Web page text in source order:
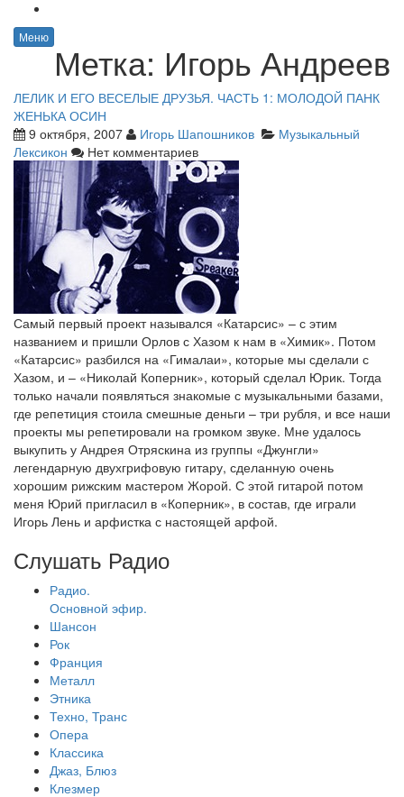
Меню
Метка: Игорь Андреев
ЛЕЛИК И ЕГО ВЕСЕЛЫЕ ДРУЗЬЯ. ЧАСТЬ 1: МОЛОДОЙ ПАНК
ЖЕНЬКА ОСИН
9 октября, 2007
Игорь Шапошников
Музыкальный
Лексикон
Нет комментариев
Самый первый проект назывался «Катарсис» – с этим
названием и пришли Орлов с Хазом к нам в «Химик». Потом
«Катарсис» разбился на «Гималаи», которые мы сделали с
Хазом, и – «Николай Коперник», который сделал Юрик. Тогда
только начали появляться знакомые с музыкальными базами,
где репетиция стоила смешные деньги – три рубля, и все наши
проекты мы репетировали на громком звуке. Мне удалось
выкупить у Андрея Отряскина из группы «Джунгли»
легендарную двухгрифовую гитару, сделанную очень
хорошим рижским мастером Жорой. С этой гитарой потом
меня Юрий пригласил в «Коперник», в состав, где играли
Игорь Лень и арфистка с настоящей арфой.
Слушать Радио
Радио.
Основной эфир.
Шансон
Рок
Франция
Металл
Этника
Техно, Транс
Опера
Классика
Джаз, Блюз
Клезмер